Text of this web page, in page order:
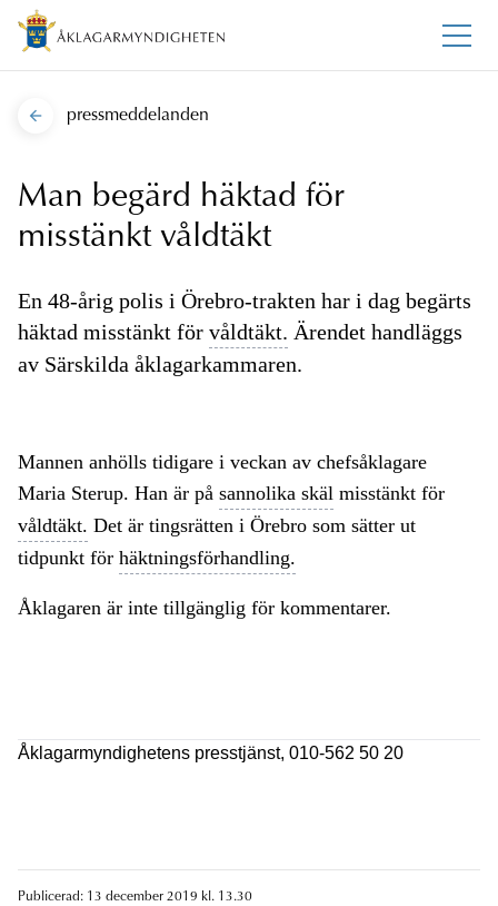
pressmeddelanden
Man begärd häktad för
misstänkt våldtäkt
En 48-årig polis i Örebro-trakten har i dag begärts
häktad misstänkt för våldtäkt. Ärendet handläggs
av Särskilda åklagarkammaren.
Mannen anhölls tidigare i veckan av chefsåklagare
Maria Sterup. Han är på sannolika skäl misstänkt för
våldtäkt. Det är tingsrätten i Örebro som sätter ut
tidpunkt för häktningsförhandling.
Åklagaren är inte tillgänglig för kommentarer.
Åklagarmyndighetens presstjänst, 010-562 50 20
Publicerad: 13 december 2019 kl. 13.30